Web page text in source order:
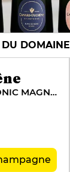
DU DOMAINE
BLANC DE NOIRS ICONIC MAGNUM